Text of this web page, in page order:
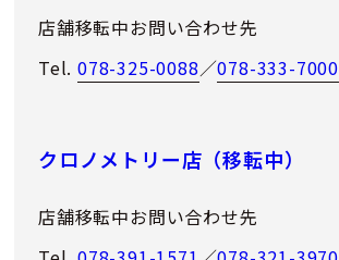
店舗移転中お問い合わせ先
Tel. 078-325-0088／078-333-7000
クロノメトリー店（移転中）
店舗移転中お問い合わせ先